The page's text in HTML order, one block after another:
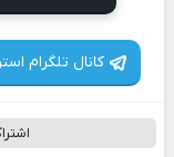
کانال تلگرام